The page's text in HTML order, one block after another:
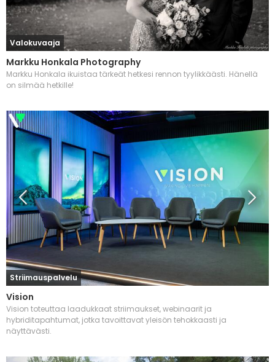
Valokuvaaja
Markku Honkala Photography
Markku Honkala ikuistaa tärkeät hetkesi rennon tyylikkäästi. Hänellä
on silmää hetkille!
Striimauspalvelu
Vision
Vision toteuttaa laadukkaat striimaukset, webinaarit ja
hybriditapahtumat, jotka tavoittavat yleisön tehokkaasti ja
näyttävästi.